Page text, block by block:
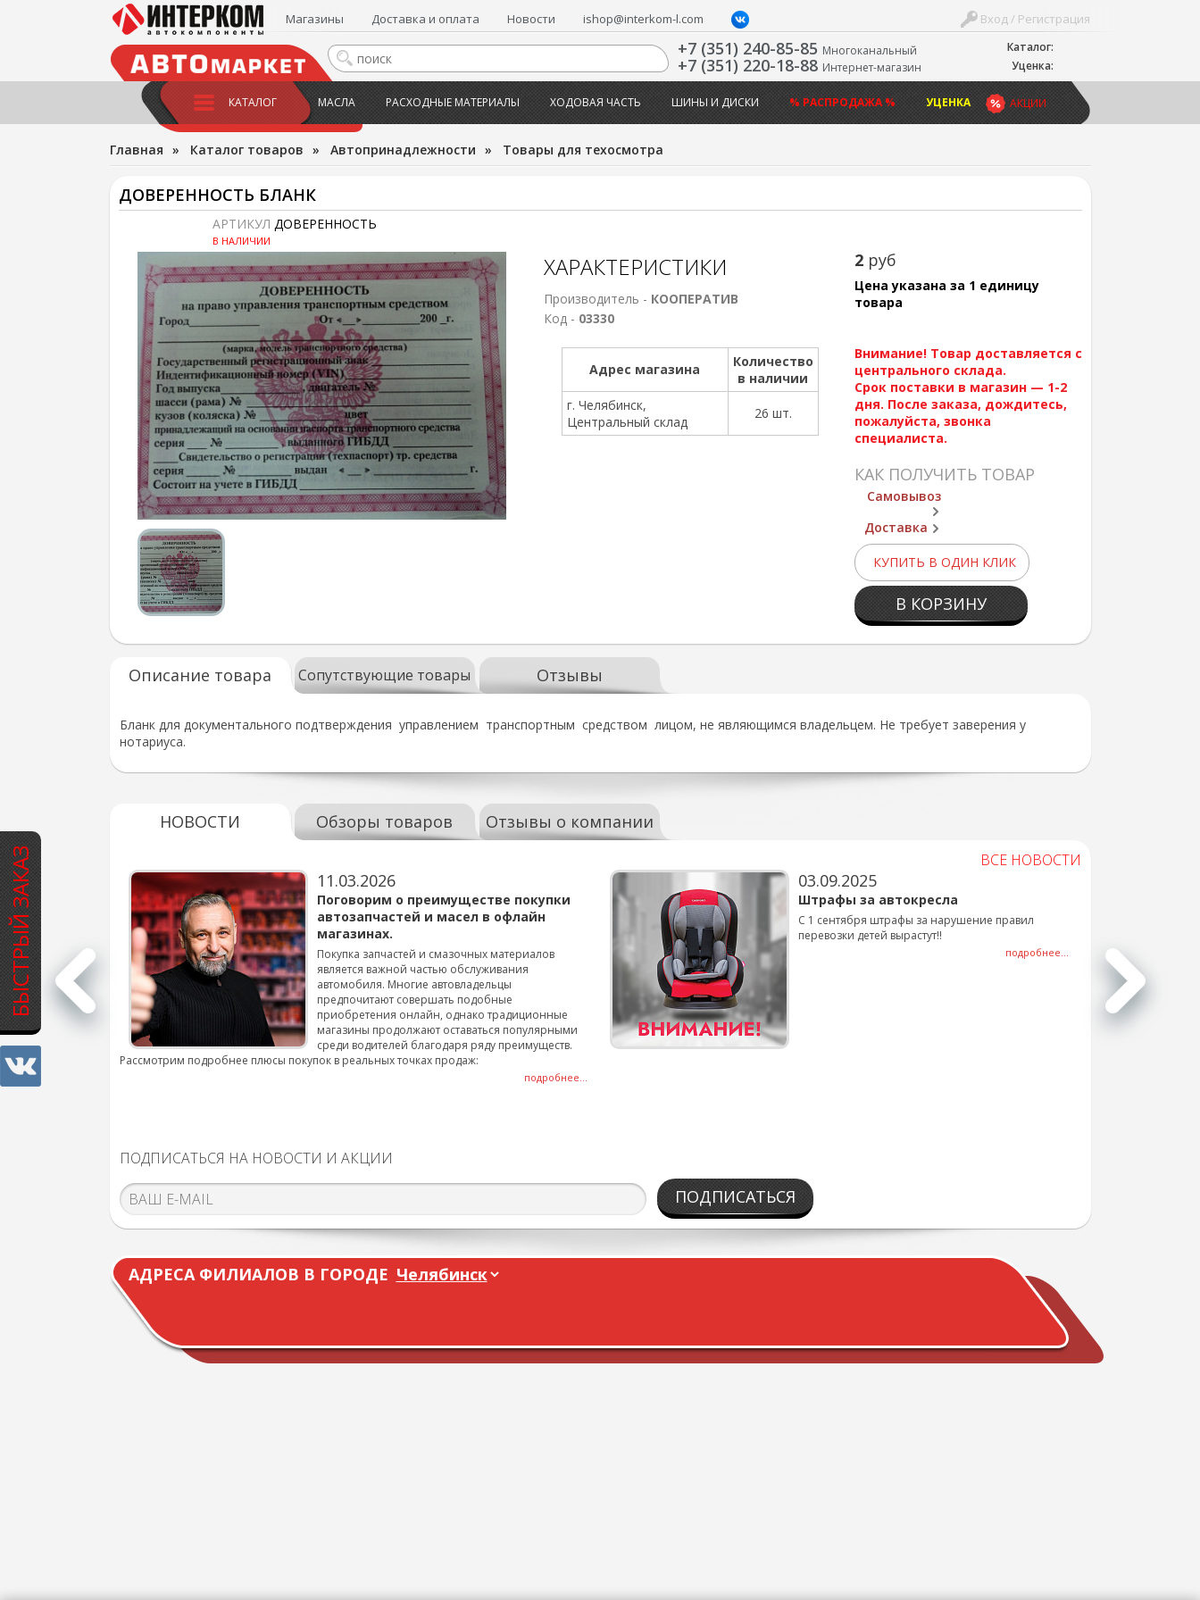
БЫСТРЫЙ ЗАКАЗ
Каталог:
Уценка:
Вход / Регистрация
Магазины Доставка и оплата Новости ishop@interkom-l.com
+7 (351) 240-85-85 Многоканальный
+7 (351) 220-18-88 Интернет-магазин
АКЦИИ
КАТАЛОГ МАСЛА РАСХОДНЫЕ МАТЕРИАЛЫ ХОДОВАЯ ЧАСТЬ ШИНЫ И ДИСКИ % РАСПРОДАЖА % УЦЕНКА
Главная » Каталог товаров » Автопринадлежности » Товары для техосмотра
ДОВЕРЕННОСТЬ БЛАНК
АРТИКУЛ ДОВЕРЕННОСТЬ
В НАЛИЧИИ
2 руб
Цена указана за 1 единицу
товара
Внимание! Товар доставляется с
центрального склада.
Срок поставки в магазин — 1-2
дня. После заказа, дождитесь,
пожалуйста, звонка
специалиста.
КАК ПОЛУЧИТЬ ТОВАР
Самовывоз
Доставка
КУПИТЬ В ОДИН КЛИК
В КОРЗИНУ
ХАРАКТЕРИСТИКИ
Производитель - КООПЕРАТИВ
Код - 03330
Адрес магазина
Количество
в наличии
г. Челябинск,
Центральный склад
26 шт.
Описание товара Сопутствующие товары Отзывы
Бланк для документального подтверждения управлением транспортным средством лицом, не являющимся владельцем. Не требует заверения у
нотариуса.
НОВОСТИ Обзоры товаров Отзывы о компании
ВСЕ НОВОСТИ
для
смены шин на
подробнее...
11.03.2026
Поговорим о преимуществе покупки
автозапчастей и масел в офлайн
магазинах.
Покупка запчастей и смазочных материалов
является важной частью обслуживания
автомобиля. Многие автовладельцы
предпочитают совершать подобные
приобретения онлайн, однако традиционные
магазины продолжают оставаться популярными
среди водителей благодаря ряду преимуществ.
Рассмотрим подробнее плюсы покупок в реальных точках продаж:
подробнее...
03.09.2025
Штрафы за автокресла
С 1 сентября штрафы за нарушение правил
перевозки детей вырастут!!
подробнее...
ПОДПИСАТЬСЯ НА НОВОСТИ И АКЦИИ
ПОДПИСАТЬСЯ
АДРЕСА ФИЛИАЛОВ В ГОРОДЕ